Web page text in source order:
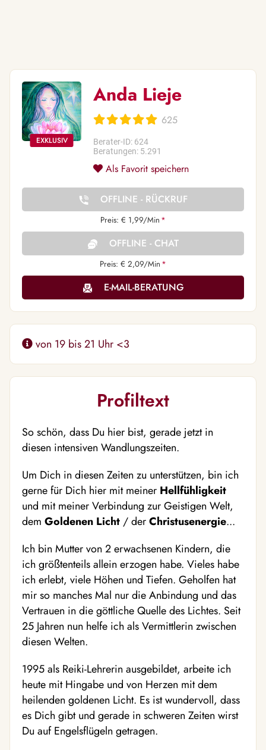
Anda Lieje
625
Berater-ID: 624
Beratungen: 5.291
Als Favorit speichern
OFFLINE - RÜCKRUF
Preis: € 1,99/Min *
OFFLINE - CHAT
Preis: € 2,09/Min *
E-MAIL-BERATUNG
von 19 bis 21 Uhr <3
Profiltext
So schön, dass Du hier bist, gerade jetzt in
diesen intensiven Wandlungszeiten.
Um Dich in diesen Zeiten zu unterstützen, bin ich
gerne für Dich hier mit meiner Hellfühligkeit
und mit meiner Verbindung zur Geistigen Welt,
dem Goldenen Licht / derChristusenergie...
Ich bin Mutter von 2 erwachsenen Kindern, die
ich größtenteils allein erzogen habe. Vieles habe
ich erlebt, viele Höhen und Tiefen. Geholfen hat
mir so manches Mal nur die Anbindung und das
Vertrauen in die göttliche Quelle des Lichtes. Seit
25 Jahren nun helfe ich als Vermittlerin zwischen
diesen Welten.
1995 als Reiki-Lehrerin ausgebildet, arbeite ich
heute mit Hingabe und von Herzen mit dem
heilenden goldenen Licht. Es ist wundervoll, dass
es Dich gibt und gerade in schweren Zeiten wirst
Du auf Engelsflügeln getragen.